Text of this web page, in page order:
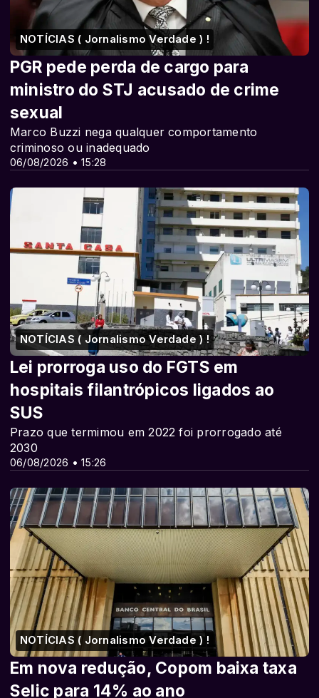
NOTÍCIAS ( Jornalismo Verdade ) !
06/08/2026 • 15:28
PGR pede perda de cargo para
ministro do STJ acusado de crime
sexual
Marco Buzzi nega qualquer comportamento
criminoso ou inadequado
NOTÍCIAS ( Jornalismo Verdade ) !
06/08/2026 • 15:26
Lei prorroga uso do FGTS em
hospitais filantrópicos ligados ao
SUS
Prazo que termimou em 2022 foi prorrogado até
2030
NOTÍCIAS ( Jornalismo Verdade ) !
Em nova redução, Copom baixa taxa
Selic para 14% ao ano